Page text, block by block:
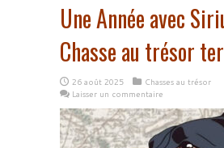
Une Année avec
Chasse au trésor
26 août 2025
Chasses au trésor
Laisser un commentaire